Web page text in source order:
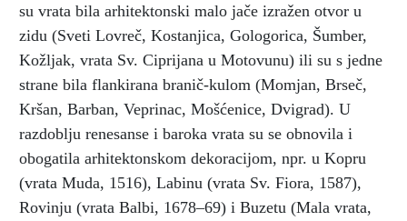
su vrata bila arhitektonski malo jače izražen otvor u
zidu (Sveti Lovreč, Kostanjica, Gologorica, Šumber,
Kožljak, vrata Sv. Ciprijana u Motovunu) ili su s jedne
strane bila flankirana branič-kulom (Momjan, Brseč,
Kršan, Barban, Veprinac, Mošćenice, Dvigrad). U
razdoblju renesanse i baroka vrata su se obnovila i
obogatila arhitektonskom dekoracijom, npr. u Kopru
(vrata Muda, 1516), Labinu (vrata Sv. Fiora, 1587),
Rovinju (vrata Balbi, 1678–69) i Buzetu (Mala vrata,